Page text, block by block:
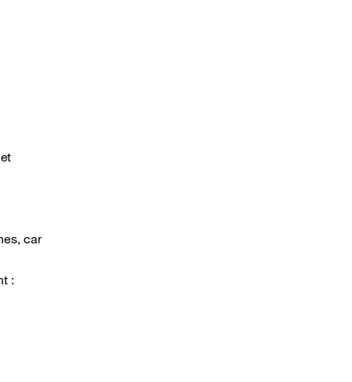
car
: